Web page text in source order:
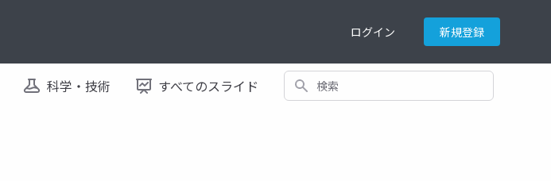
ログイン 新規登録
科学・技術 すべてのスライド 検索